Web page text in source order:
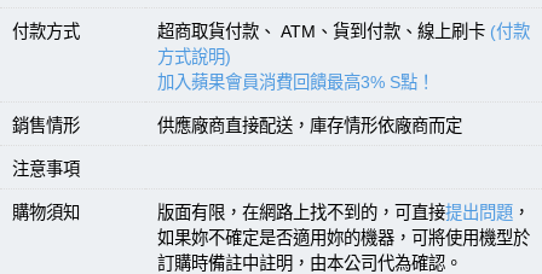
付款方式 超商取貨付款、 ATM、貨到付款、線上刷卡 (付款
方式說明)
加入蘋果會員消費回饋最高3% S點！
銷售情形 供應廠商直接配送，庫存情形依廠商而定
注意事項
購物須知 版面有限，在網路上找不到的，可直接提出問題 ，
如果妳不確定是否適用妳的機器，可將使用機型於
訂購時備註中註明，由本公司代為確認。